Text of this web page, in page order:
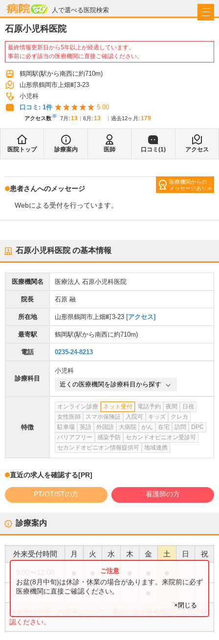
人で選べる医院検索
病院なび
石原小児科医院
最終情報更新日から5年以上が経過しています。
事前に必ず該当の医療機関に直接ご確認ください。
鶴岡駅(駅から南西に約710m)
山形県鶴岡市上畑町3-23
小児科
口コミ: 1件 5.00
アクセス数※ 7月 : 13 6月 : 13 過去12ヶ月: 179
医院トップ 診療案内 医師 口コミ(1) アクセス
医療機関からの
メッセージあり
患者さんへのメッセージ
Webによる受付を行っています。
石原小児科医院の基本情報
医療機関名 医療法人 石原小児科医院
院長 石原 融
所在地 山形県鶴岡市上畑町3-23 [アクセス]
最寄駅 鶴岡駅(駅から南西に約710m)
電話 0235-24-8213
診療科目
小児科
近くの医療機関を診療科目から探す
特徴
オンライン診療 ネット受付 電話予約 夜間
日祝
女性医師
スマホ保険証 入院可 キッズ
クレカ
駐車場
英語 外国語 大病院 がん 在宅 訪問
DPC
バリアフリー
感染予防
セカンドオピニオン受診可
セカンドオピニオン情報提供可
地域連携
直近の求人を確認する[PR]
PT/OT/STの方 看護師の方
診療案内
外来受付時間 月 火 水 木 金 土 日 祝
●
15:30〜18:00 ● ● ●
外来受付時間・内容等について、事前に必ず医療機関に直接ご確
認ください。
お盆(8月中旬)は休診・休業の場合があります。来院前に必ず
医療機関に直接ご確認ください。
×閉じる